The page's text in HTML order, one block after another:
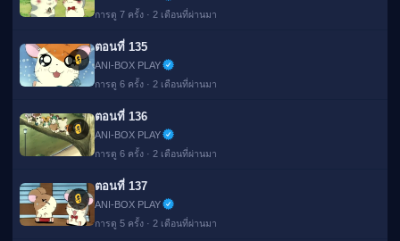
การดู 7 ครั้ง · 2 เดือนที่ผ่านมา
🔒
ตอนที่ 135
ANI-BOX PLAY
การดู 6 ครั้ง · 2 เดือนที่ผ่านมา
🔒
ตอนที่ 136
ANI-BOX PLAY
การดู 6 ครั้ง · 2 เดือนที่ผ่านมา
🔒
ตอนที่ 137
ANI-BOX PLAY
การดู 5 ครั้ง · 2 เดือนที่ผ่านมา